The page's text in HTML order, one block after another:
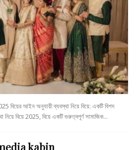
বিয়ের আইন অনুযায়ী ব্যবস্থা নিয়ে বিয়ে: একটি বিশদ
নিয়ে বিয়ে 2025, বিয়ে একটি গুরুত্বপূর্ণ সামাজিক...
kabin